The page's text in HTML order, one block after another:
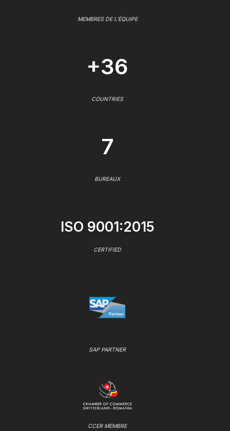
MEMBRES DE L'ÉQUIPE
+36
COUNTRIES
7
BUREAUX
ISO 9001:2015
CERTIFIED
SAP PARTNER
CCER MEMBRE